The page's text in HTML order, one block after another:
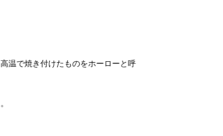
温で焼き付けたものをホーローと呼